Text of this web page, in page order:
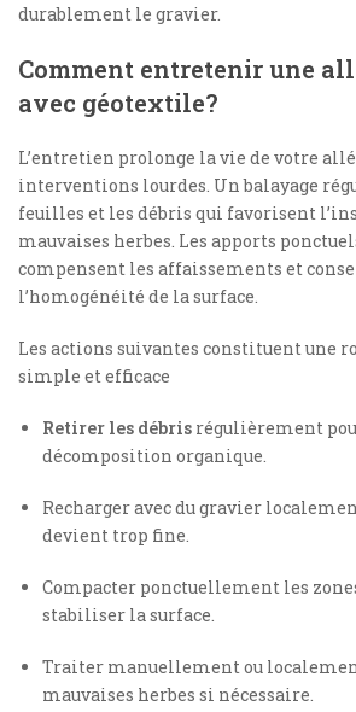
durablement le gravier.
Comment entretenir une
avec géotextile?
L’entretien prolonge la vie de votre
interventions lourdes. Un balayage
feuilles et les débris qui favorisent
mauvaises herbes. Les apports
compensent les affaissements et
l’homogénéité de la surface.
Les actions suivantes constituent une
simple et efficace
Retirer les débris régulièrement
décomposition organique.
Recharger avec du gravier
devient trop fine.
Compacter ponctuellement les
stabiliser la surface.
Traiter manuellement ou
mauvaises herbes si nécessaire.